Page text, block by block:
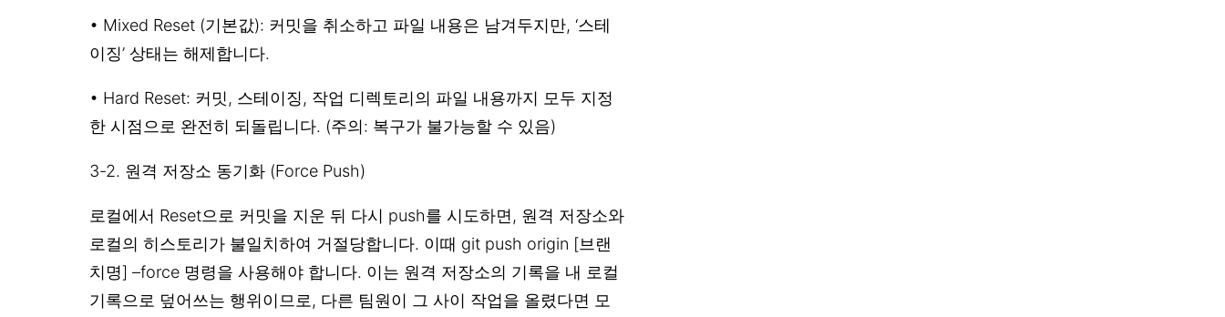
• Mixed Reset (기본값): 커밋을 취소하고 파일 내용은 남겨두지만, ‘스테
이징’ 상태는 해제합니다.
• Hard Reset: 커밋, 스테이징, 작업 디렉토리의 파일 내용까지 모두 지정
한 시점으로 완전히 되돌립니다. (주의: 복구가 불가능할 수 있음)
3-2. 원격 저장소 동기화 (Force Push)
로컬에서 Reset으로 커밋을 지운 뒤 다시 push를 시도하면, 원격 저장소와
로컬의 히스토리가 불일치하여 거절당합니다. 이때 git push origin [브랜
치명] –force 명령을 사용해야 합니다. 이는 원격 저장소의 기록을 내 로컬
기록으로 덮어쓰는 행위이므로, 다른 팀원이 그 사이 작업을 올렸다면 모